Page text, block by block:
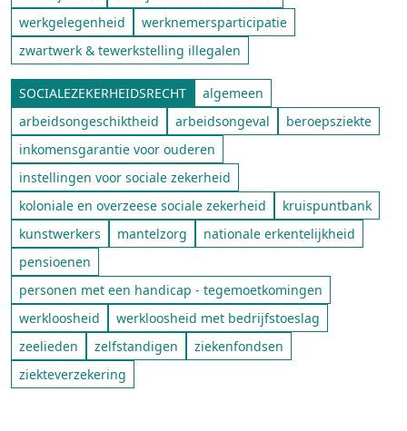
werkgelegenheid
werknemersparticipatie
zwartwerk & tewerkstelling illegalen
SOCIALEZEKERHEIDSRECHT
algemeen
arbeidsongeschiktheid
arbeidsongeval
beroepsziekte
inkomensgarantie voor ouderen
instellingen voor sociale zekerheid
koloniale en overzeese sociale zekerheid
kruispuntbank
kunstwerkers
mantelzorg
nationale erkentelijkheid
pensioenen
personen met een handicap - tegemoetkomingen
werkloosheid
werkloosheid met bedrijfstoeslag
zeelieden
zelfstandigen
ziekenfondsen
ziekteverzekering